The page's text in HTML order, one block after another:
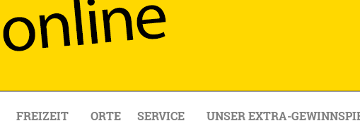
FREIZEIT ORTE SERVICE UNSER EXTRA-